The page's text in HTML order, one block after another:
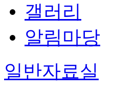
갤러리
알림마당
일반자료실